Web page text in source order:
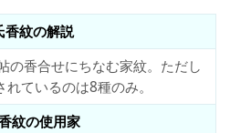
香紋の解説
の香合せにちなむ家紋。ただし
ているのは8種のみ。
紋の使用家